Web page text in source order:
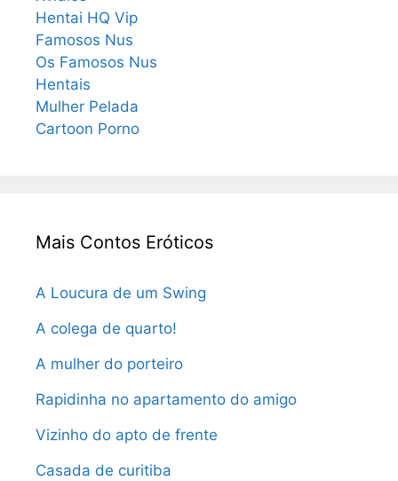
Hentai HQ Vip
Famosos Nus
Os Famosos Nus
Hentais
Mulher Pelada
Cartoon Porno
Mais Contos Eróticos
A Loucura de um Swing
A colega de quarto!
A mulher do porteiro
Rapidinha no apartamento do amigo
Vizinho do apto de frente
Casada de curitiba